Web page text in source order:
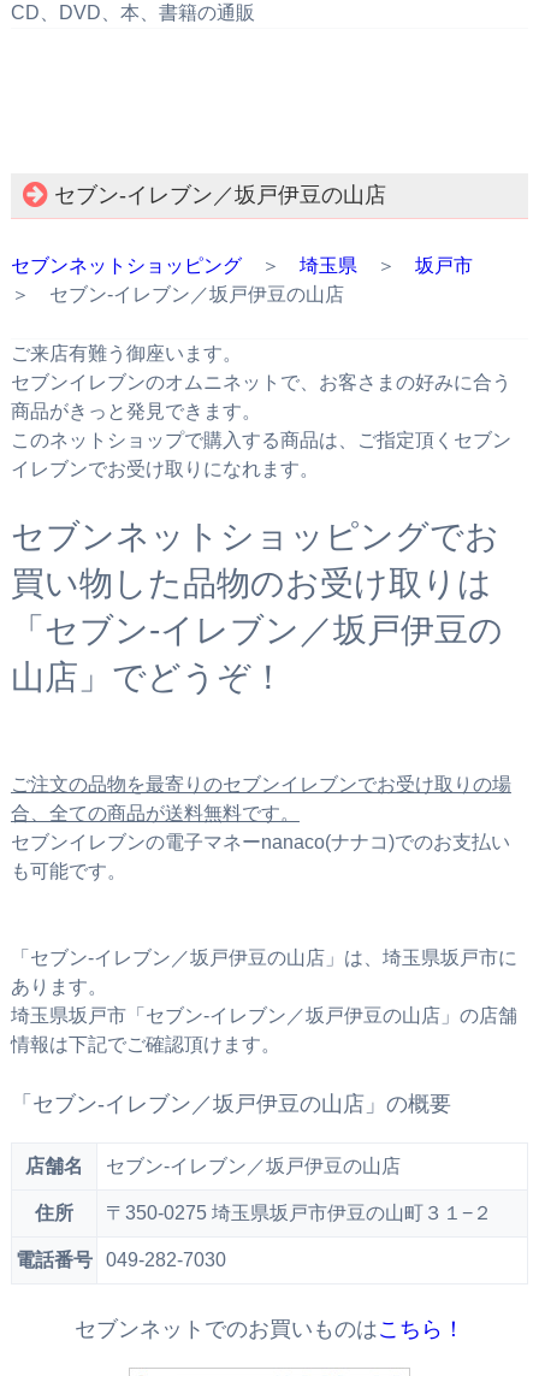
CD、DVD、本、書籍の通販
セブン‐イレブン／坂戸伊豆の山店
セブンネットショッピング＞ 埼玉県 ＞ 坂戸市
＞ セブン‐イレブン／坂戸伊豆の山店
ご来店有難う御座います。
セブンイレブンのオムニネットで、お客さまの好みに合う
商品がきっと発見できます。
このネットショップで購入する商品は、ご指定頂くセブン
イレブンでお受け取りになれます。
セブンネットショッピングでお
買い物した品物のお受け取りは
「セブン‐イレブン／坂戸伊豆の
山店」でどうぞ！
ご注文の品物を最寄りのセブンイレブンでお受け取りの場
合、全ての商品が送料無料です。
セブンイレブンの電子マネーnanaco(ナナコ)でのお支払い
も可能です。
「セブン‐イレブン／坂戸伊豆の山店」は、埼玉県坂戸市に
あります。
埼玉県坂戸市「セブン‐イレブン／坂戸伊豆の山店」の店舗
情報は下記でご確認頂けます。
「セブン‐イレブン／坂戸伊豆の山店」の概要
店舗名 セブン‐イレブン／坂戸伊豆の山店
住所 〒350-0275 埼玉県坂戸市伊豆の山町３１−２
電話番号 049-282-7030
セブンネットでのお買いものはこちら！